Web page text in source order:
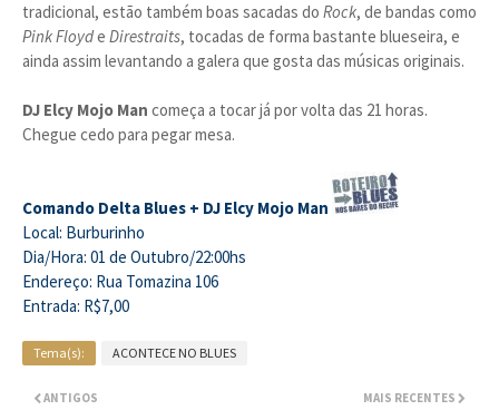
tradicional, estão também boas sacadas do Rock, de bandas como
Pink Floyde Direstraits, tocadas de forma bastante blueseira, e
ainda assim levantando a galera que gosta das músicas originais.
DJ Elcy Mojo Man começa a tocar já por volta das 21 horas.
Chegue cedo para pegar mesa.
Comando Delta Blues + DJ Elcy Mojo Man
Local: Burburinho
Dia/Hora: 01 de Outubro/22:00hs
Endereço: Rua Tomazina 106
Entrada: R$7,00
Tema(s): ACONTECE NO BLUES
MAIS RECENTES
ANTIGOS